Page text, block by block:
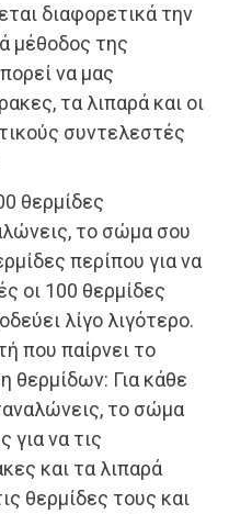
διαφορετικά την
μέθοδος της
να μας
τα λιπαρά και οι
συντελεστές
θερμίδες
το σώμα σου
περίπου για να
οι 100 θερμίδες
λίγο λιγότερο.
που παίρνει το
θερμίδων: Για κάθε
το σώμα
για να τις
και τα λιπαρά
θερμίδες τους και